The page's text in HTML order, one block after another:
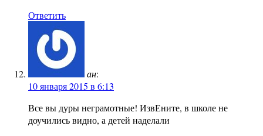
Ответить
ан:
10 января 2015 в 6:13
Все вы дуры неграмотные! ИзвЕните, в школе не
доучились видно, а детей наделали